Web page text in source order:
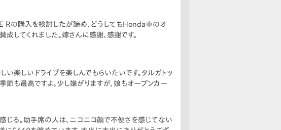
Rの購入を検討したが諦め、どうしてもHonda車のオ
してくれました。嫁さんに感謝、感謝です。
い楽しいドライブを楽しんでもらいたいです。タルガトッ
節も最高ですよ。少し嫌がりますが、娘もオープンカー
る。助手席の人は、ニコニコ顔で不便さを感じてない